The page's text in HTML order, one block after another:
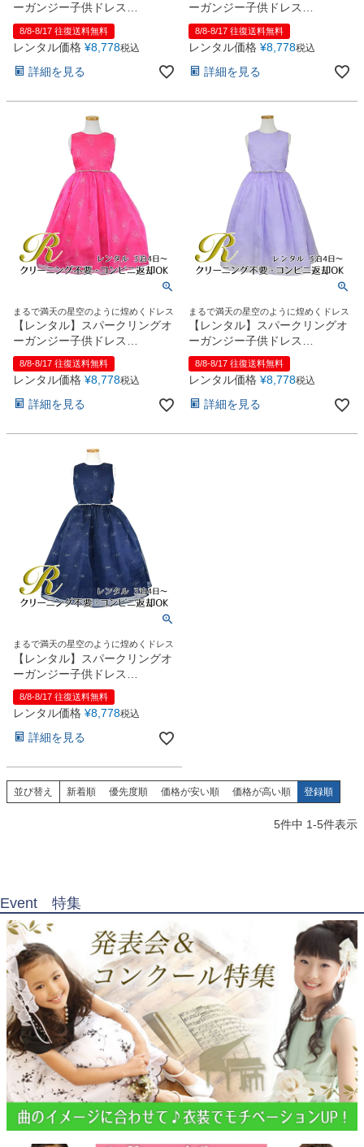
ジュエリー 音楽雑貨
08 送料・お支払い
送料・決済方法
09 お問い合わせ
電話・メール・LINE
Photography
写真スタジオ APS
Angel's Photo Studio
対応 七五三・発表会・記念撮影
Web または お電話
スタジオを予約 →
ーガンジー子供ドレス
(CC2463)レッド
8/8-8/17 往復送料無料
レンタル価格 ¥8,778税込
詳細を見る
ーガンジー子供ドレス
(CC2463)ロイヤルブルー
8/8-8/17 往復送料無料
レンタル価格 ¥8,778税込
詳細を見る
まるで満天の星空のように煌めくドレス
【レンタル】スパークリングオ
ーガンジー子供ドレス
(CC2463)ホットピンク
8/8-8/17 往復送料無料
レンタル価格 ¥8,778税込
詳細を見る
まるで満天の星空のように煌めくドレス
【レンタル】スパークリングオ
ーガンジー子供ドレス
(CC2463)ラベンダー
8/8-8/17 往復送料無料
レンタル価格 ¥8,778税込
詳細を見る
まるで満天の星空のように煌めくドレス
【レンタル】スパークリングオ
ーガンジー子供ドレス
(CC2463)ネイビー
8/8-8/17 往復送料無料
レンタル価格 ¥8,778税込
詳細を見る
並び替え 新着順 優先度順 価格が安い順 価格が高い順 登録順
5件中 1-5件表示
Event 特集